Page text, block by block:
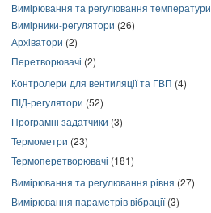
Вимірювання та регулювання температури
Вимірники-регулятори (26)
Архіватори (2)
Перетворювачі (2)
Контролери для вентиляції та ГВП (4)
ПІД-регулятори (52)
Програмні задатчики (3)
Термометри (23)
Термоперетворювачі (181)
Вимірювання та регулювання рівня (27)
Вимірювання параметрів вібрації(3)